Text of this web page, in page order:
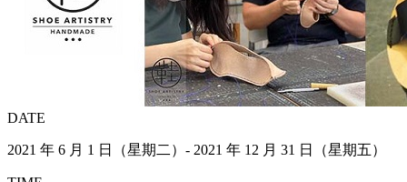
DATE
2021 年 6 月 1 日（星期二）- 2021 年 12 月 31 日（星期五）